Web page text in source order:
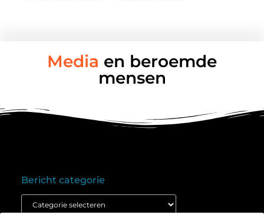
Media en beroemde
mensen
Bericht categorie